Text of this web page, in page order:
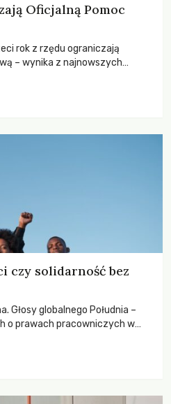
Oficjalną Pomoc
rok z rzędu ograniczają
– wynika z najnowszych
ODA w historii. Jakie będą
czy solidarność bez
Głosy globalnego Południa –
o prawach pracowniczych w